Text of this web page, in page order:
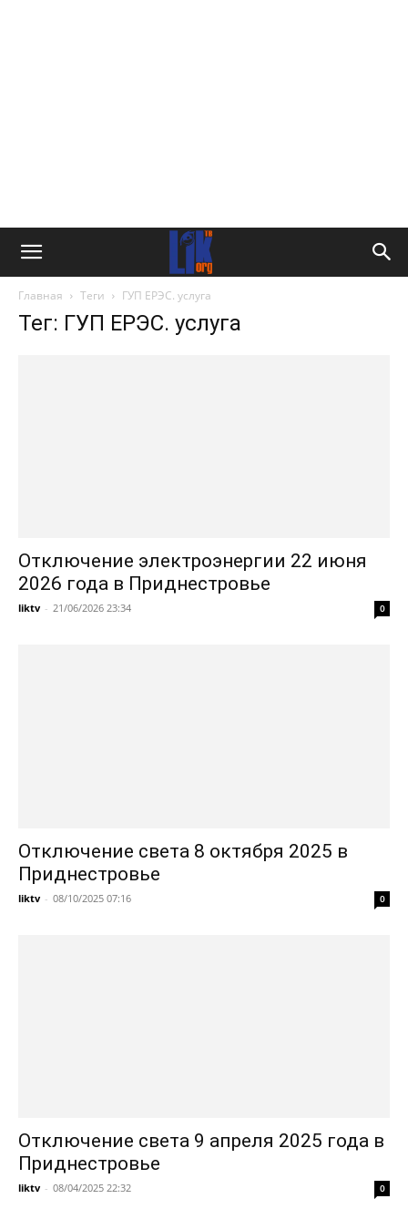
Главная Теги ГУП ЕРЭС. услуга
Тег: ГУП ЕРЭС. услуга
Отключение электроэнергии 22 июня
2026 года в Приднестровье
liktv - 21/06/2026 23:34 0
Отключение света 8 октября 2025 в
Приднестровье
liktv - 08/10/2025 07:16 0
Отключение света 9 апреля 2025 года в
Приднестровье
liktv - 08/04/2025 22:32 0